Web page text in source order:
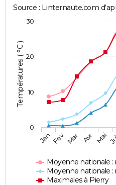
Températures ( °C )
Source : Linternaute.com
Moyenne nationale
Moyenne nationale :
Maximales à Pierry
JanFev Mar Avr Mai
0
10
20
30